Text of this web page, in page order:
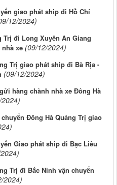
giao phát ship đi Hồ Chí
12/2024)
Trị đi Long Xuyên An Giang
xe (09/12/2024)
Trị giao phát ship đi Bà Rịa -
(09/12/2024)
hàng chành nhà xe Đông Hà
Đông Hà Quảng Trị giao
Giao phát ship đi Bạc Liêu
Trị đi Bắc Ninh vận chuyển
2024)